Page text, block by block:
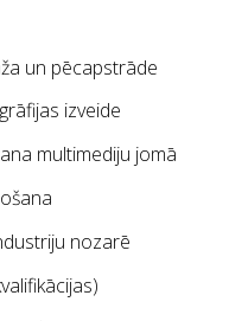
un pēcapstrāde
izveide
multimediju jomā
nozarē